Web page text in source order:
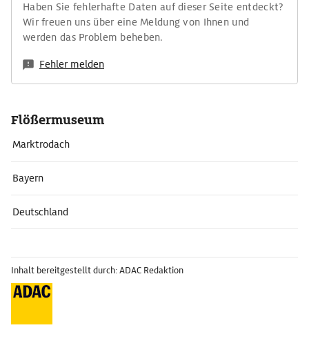
Haben Sie fehlerhafte Daten auf dieser Seite entdeckt?
Wir freuen uns über eine Meldung von Ihnen und
werden das Problem beheben.
Fehler melden
Flößermuseum
Marktrodach
Bayern
Deutschland
Inhalt bereitgestellt durch: ADAC Redaktion